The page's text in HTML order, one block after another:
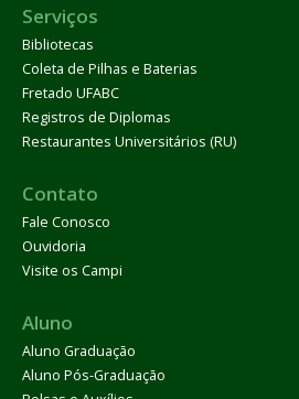
Serviços
Bibliotecas
Coleta de Pilhas e Baterias
Fretado UFABC
Registros de Diplomas
Restaurantes Universitários (RU)
Contato
Fale Conosco
Ouvidoria
Visite os Campi
Aluno
Aluno Graduação
Aluno Pós-Graduação